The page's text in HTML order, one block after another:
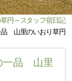
円～スタッフ宿日記
山里のいおり草円
一品 山里